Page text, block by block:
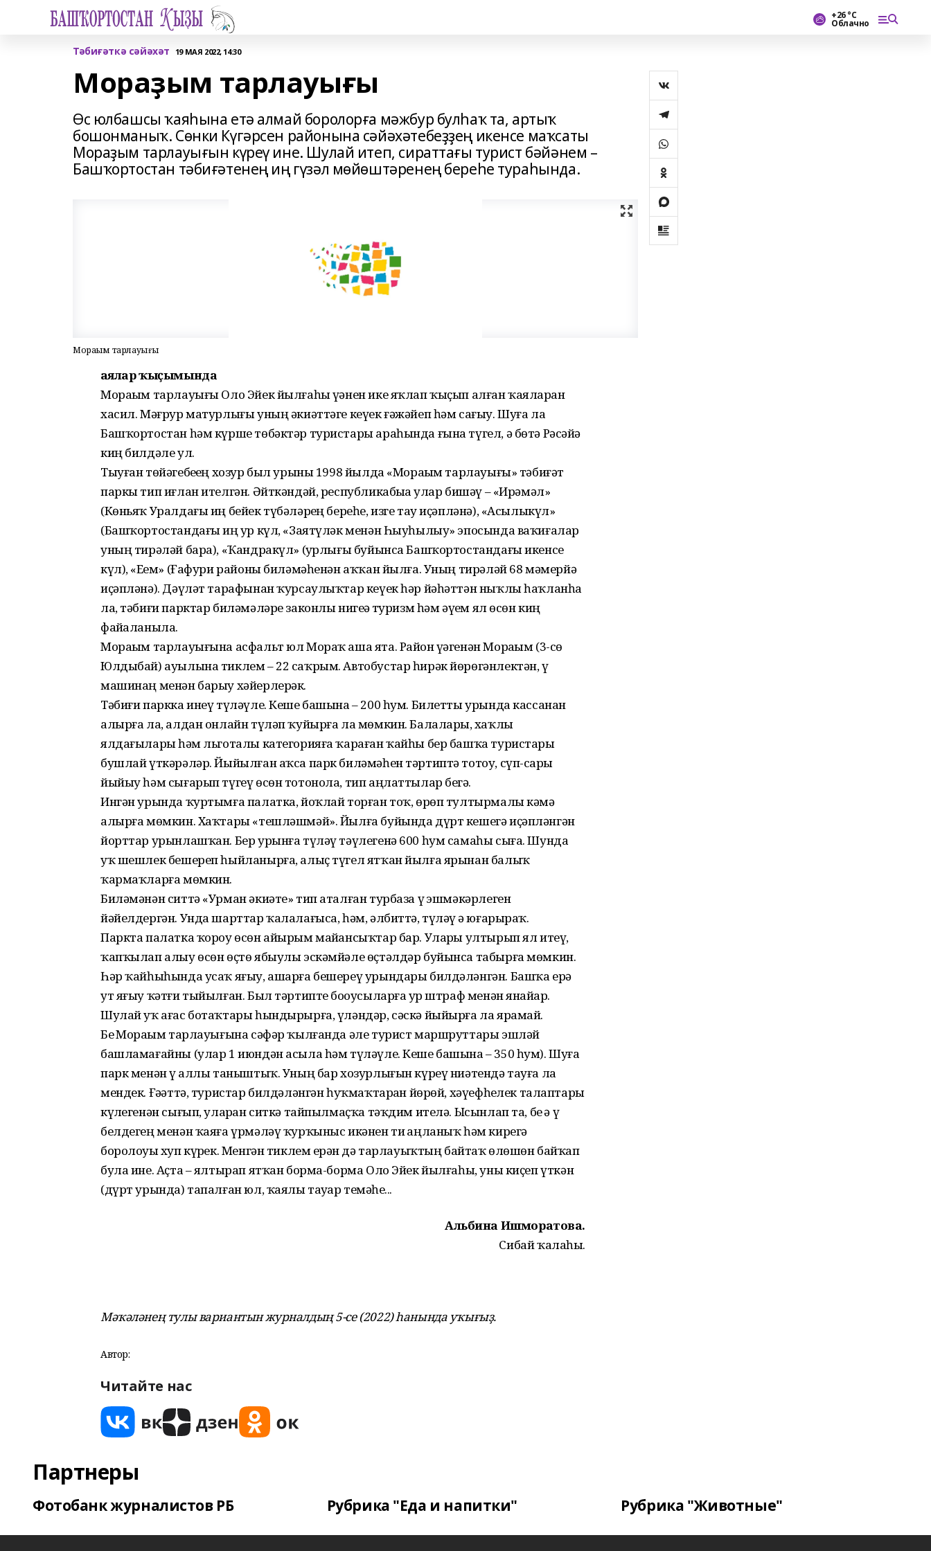
+26 °С
Облачно
Тәбиғәткә сәйәхәт 19 МАЯ 2022, 14:30
Мораҙым тарлауығы
Өс юлбашсы ҡаяһына етә алмай боролорға мәжбур булһаҡ та, артыҡ
бошонманыҡ. Сөнки Күгәрсен районына сәйәхәтебеҙҙең икенсе маҡсаты
Мораҙым тарлауығын күреү ине. Шулай итеп, сираттағы турист бәйәнем –
Башҡортостан тәбиғәтенең иң гүзәл мөйөштәренең береһе тураһында.
Мораҙым тарлауығы
Ҡаялар ҡыҫымында
Мораҙым тарлауығы Оло Эйек йылғаһы үҙәнен ике яҡлап ҡыҫып алған ҡаяларҙан
хасил. Мәғрур матурлығы уның әкиәттәге кеүек ғәжәйеп һәм сағыу. Шуға ла
Башҡортостан һәм күрше төбәктәр туристары араһында ғына түгел, ә бөтә Рәсәйҙә
киң билдәле ул.
Тыуған төйәгебеҙҙең хозур был урыны 1998 йылда «Мораҙым тарлауығы» тәбиғәт
паркы тип иғлан ителгән. Әйткәндәй, республикабыҙҙа улар бишәү – «Ирәмәл»
(Көньяҡ Уралдағы иң бейек түбәләрҙең береһе, изге тау иҫәпләнә), «Асылыкүл»
(Башҡортостандағы иң ҙур күл, «Заятүләк менән Һыуһылыу» эпосында ваҡиғалар
уның тирәләй бара), «Ҡандракүл» (ҙурлығы буйынса Башҡортостандағы икенсе
күл), «Еҙем» (Ғафури районы биләмәһенән аҡҡан йылға. Уның тирәләй 68 мәмерйә
иҫәпләнә). Дәүләт тарафынан ҡурсаулыҡтар кеүек һәр йәһәттән ныҡлы һаҡланһа
ла, тәбиғи парктар биләмәләре законлы нигеҙҙә туризм һәм әүҙем ял өсөн киң
файҙаланыла.
Мораҙым тарлауығына асфальт юл Мораҡ аша ята. Район үҙәгенән Мораҙым (3-сө
Юлдыбай) ауылына тиклем – 22 саҡрым. Автобустар һирәк йөрөгәнлектән, үҙ
машинаң менән барыу хәйерлерәк.
Тәбиғи паркка инеү түләүле. Кеше башына – 200 һум. Билетты урында кассанан
алырға ла, алдан онлайн түләп ҡуйырға ла мөмкин. Балаларҙы, хаҡлы
ялдағыларҙы һәм льготалы категорияға ҡараған ҡайһы бер башҡа туристарҙы
бушлай үткәрәләр. Йыйылған аҡса парк биләмәһен тәртиптә тотоу, сүп-сарҙы
йыйыу һәм сығарып түгеү өсөн тотонола, тип аңлаттылар беҙгә.
Ингән урында ҡуртымға палатка, йоҡлай торған тоҡ, өрөп тултырмалы кәмә
алырға мөмкин. Хаҡтары «тешләшмәй». Йылға буйында дүрт кешегә иҫәпләнгән
йорттар урынлашҡан. Бер урынға түләү тәүлегенә 600 һум самаһы сыға. Шунда
уҡ шешлек бешереп һыйланырға, алыҫ түгел ятҡан йылға ярынан балыҡ
ҡармаҡларға мөмкин.
Биләмәнән ситтә «Урман әкиәте» тип аталған турбаза үҙ эшмәкәрлеген
йәйелдергән. Унда шарттар ҡалалағыса, һәм, әлбиттә, түләү ҙә юғарыраҡ.
Паркта палатка ҡороу өсөн айырым майҙансыҡтар бар. Уларҙы ултырып ял итеү,
ҡапҡылап алыу өсөн өҫтө ябыулы эскәмйәле өҫтәлдәр буйынса табырға мөмкин.
Һәр ҡайһыһында усаҡ яғыу, ашарға бешереү урындары билдәләнгән. Башҡа ерҙә
ут яғыу ҡәтғи тыйылған. Был тәртипте боҙоусыларға ҙур штраф менән янайҙар.
Шулай уҡ ағас ботаҡтары һындырырға, үләндәр, сәскә йыйырға ла ярамай.
Беҙ Мораҙым тарлауығына сәфәр ҡылғанда әле турист маршруттары эшләй
башламағайны (улар 1 июндән асыла һәм түләүле. Кеше башына – 350 һум). Шуға
парк менән үҙ аллы таныштыҡ. Уның бар хозурлығын күреү ниәтендә тауға ла
мендек. Ғәҙәттә, туристар билдәләнгән һуҡмаҡтарҙан йөрөй, хәүефһеҙлек талаптары
күҙлегенән сығып, уларҙан ситкә тайпылмаҫҡа тәҡдим ителә. Ысынлап та, беҙ ҙә үҙ
белдегең менән ҡаяға үрмәләү ҡурҡыныс икәнен тиҙ аңланыҡ һәм кирегә
боролоуҙы хуп күрҙек. Менгән тиклем ерҙән дә тарлауыҡтың байтаҡ өлөшөн байҡап
була ине. Аҫта – ялтырап ятҡан борма-борма Оло Эйек йылғаһы, уны киҫеп үткән
(дүрт урында) тапалған юл, ҡаялы тауҙар теҙмәһе...
Альбина Ишморатова.
Сибай ҡалаһы.
Мәҡәләнең тулы вариантын журналдың 5-се (2022) һанында уҡығыҙ.
Автор:
Читайте нас
Партнеры
Фотобанк журналистов РБ Рубрика "Еда и напитки" Рубрика "Животные"